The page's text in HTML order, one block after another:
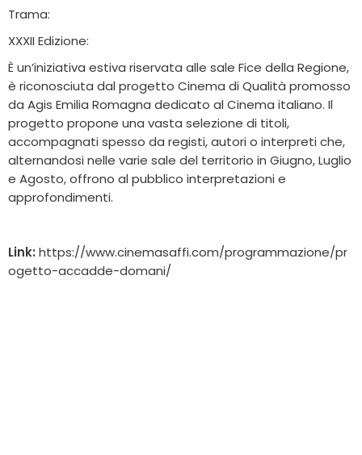
Trama:
XXXII Edizione:
È un’iniziativa estiva riservata alle sale Fice della Regione,
è riconosciuta dal progetto Cinema di Qualità promosso
da Agis Emilia Romagna dedicato al Cinema italiano. Il
progetto propone una vasta selezione di titoli,
accompagnati spesso da registi, autori o interpreti che,
alternandosi nelle varie sale del territorio in Giugno, Luglio
e Agosto, offrono al pubblico interpretazioni e
approfondimenti.
Link: https://www.cinemasaffi.com/programmazione/pr
ogetto-accadde-domani/